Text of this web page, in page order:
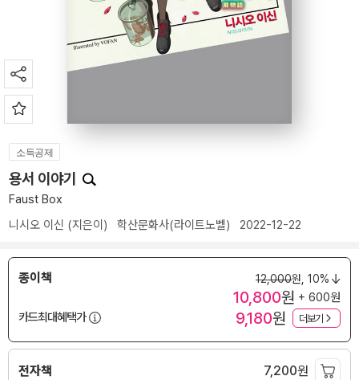
소득공제
용서 이야기
Faust Box
니시오 이신 (지은이) 학산문화사(라이트노벨) 2022-12-22
종이책 12,000원, 10%
10,800원 + 600원
카드최대혜택가
9,180원 더보기
전자책 7,200원